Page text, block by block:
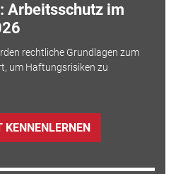
Arbeitsschutz im
rechtliche Grundlagen zum
um Haftungsrisiken zu
KENNENLERNEN